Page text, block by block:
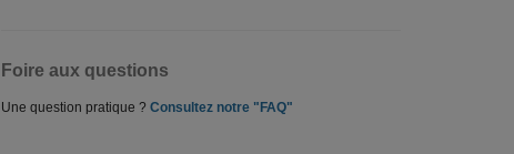
Foire aux questions
Une question pratique ? Consultez notre "FAQ"